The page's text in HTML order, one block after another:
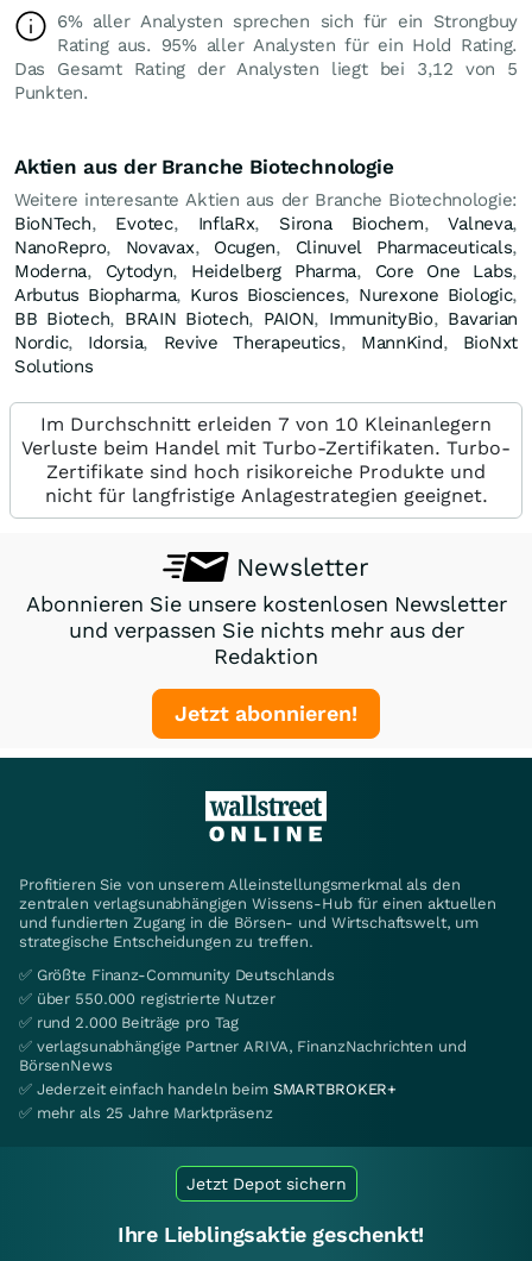
6% aller Analysten sprechen sich für ein Strongbuy
Rating aus. 95% aller Analysten für ein Hold Rating.
Das Gesamt Rating der Analysten liegt bei 3,12 von 5
Punkten.
Aktien aus der Branche Biotechnologie
Weitere interesante Aktien aus der Branche Biotechnologie:
BioNTech, Evotec, InflaRx, Sirona Biochem,Valneva,
NanoRepro, Novavax, Ocugen, Clinuvel Pharmaceuticals,
Moderna, Cytodyn, Heidelberg Pharma, Core One Labs,
Arbutus Biopharma, Kuros Biosciences, Nurexone Biologic,
BB Biotech, BRAIN Biotech, PAION, ImmunityBio, Bavarian
Nordic, Idorsia, Revive Therapeutics, MannKind, BioNxt
Solutions
Im Durchschnitt erleiden 7 von 10 Kleinanlegern
Verluste beim Handel mit Turbo-Zertifikaten. Turbo-
Zertifikate sind hoch risikoreiche Produkte und
nicht für langfristige Anlagestrategien geeignet.
Newsletter
Abonnieren Sie unsere kostenlosen Newsletter
und verpassen Sie nichts mehr aus der
Redaktion
Jetzt abonnieren!
Profitieren Sie von unserem Alleinstellungsmerkmal als den
zentralen verlagsunabhängigen Wissens-Hub für einen aktuellen
und fundierten Zugang in die Börsen- und Wirtschaftswelt, um
strategische Entscheidungen zu treffen.
✅ Größte Finanz-Community Deutschlands
✅ über 550.000 registrierte Nutzer
✅ rund 2.000 Beiträge pro Tag
✅ verlagsunabhängige Partner ARIVA, FinanzNachrichten und
BörsenNews
✅ Jederzeit einfach handeln beim SMARTBROKER+
✅ mehr als 25 Jahre Marktpräsenz
Jetzt Depot sichern
Ihre Lieblingsaktie geschenkt!